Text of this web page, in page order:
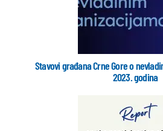
Stavovi građana Crne Gore o
2023. godina